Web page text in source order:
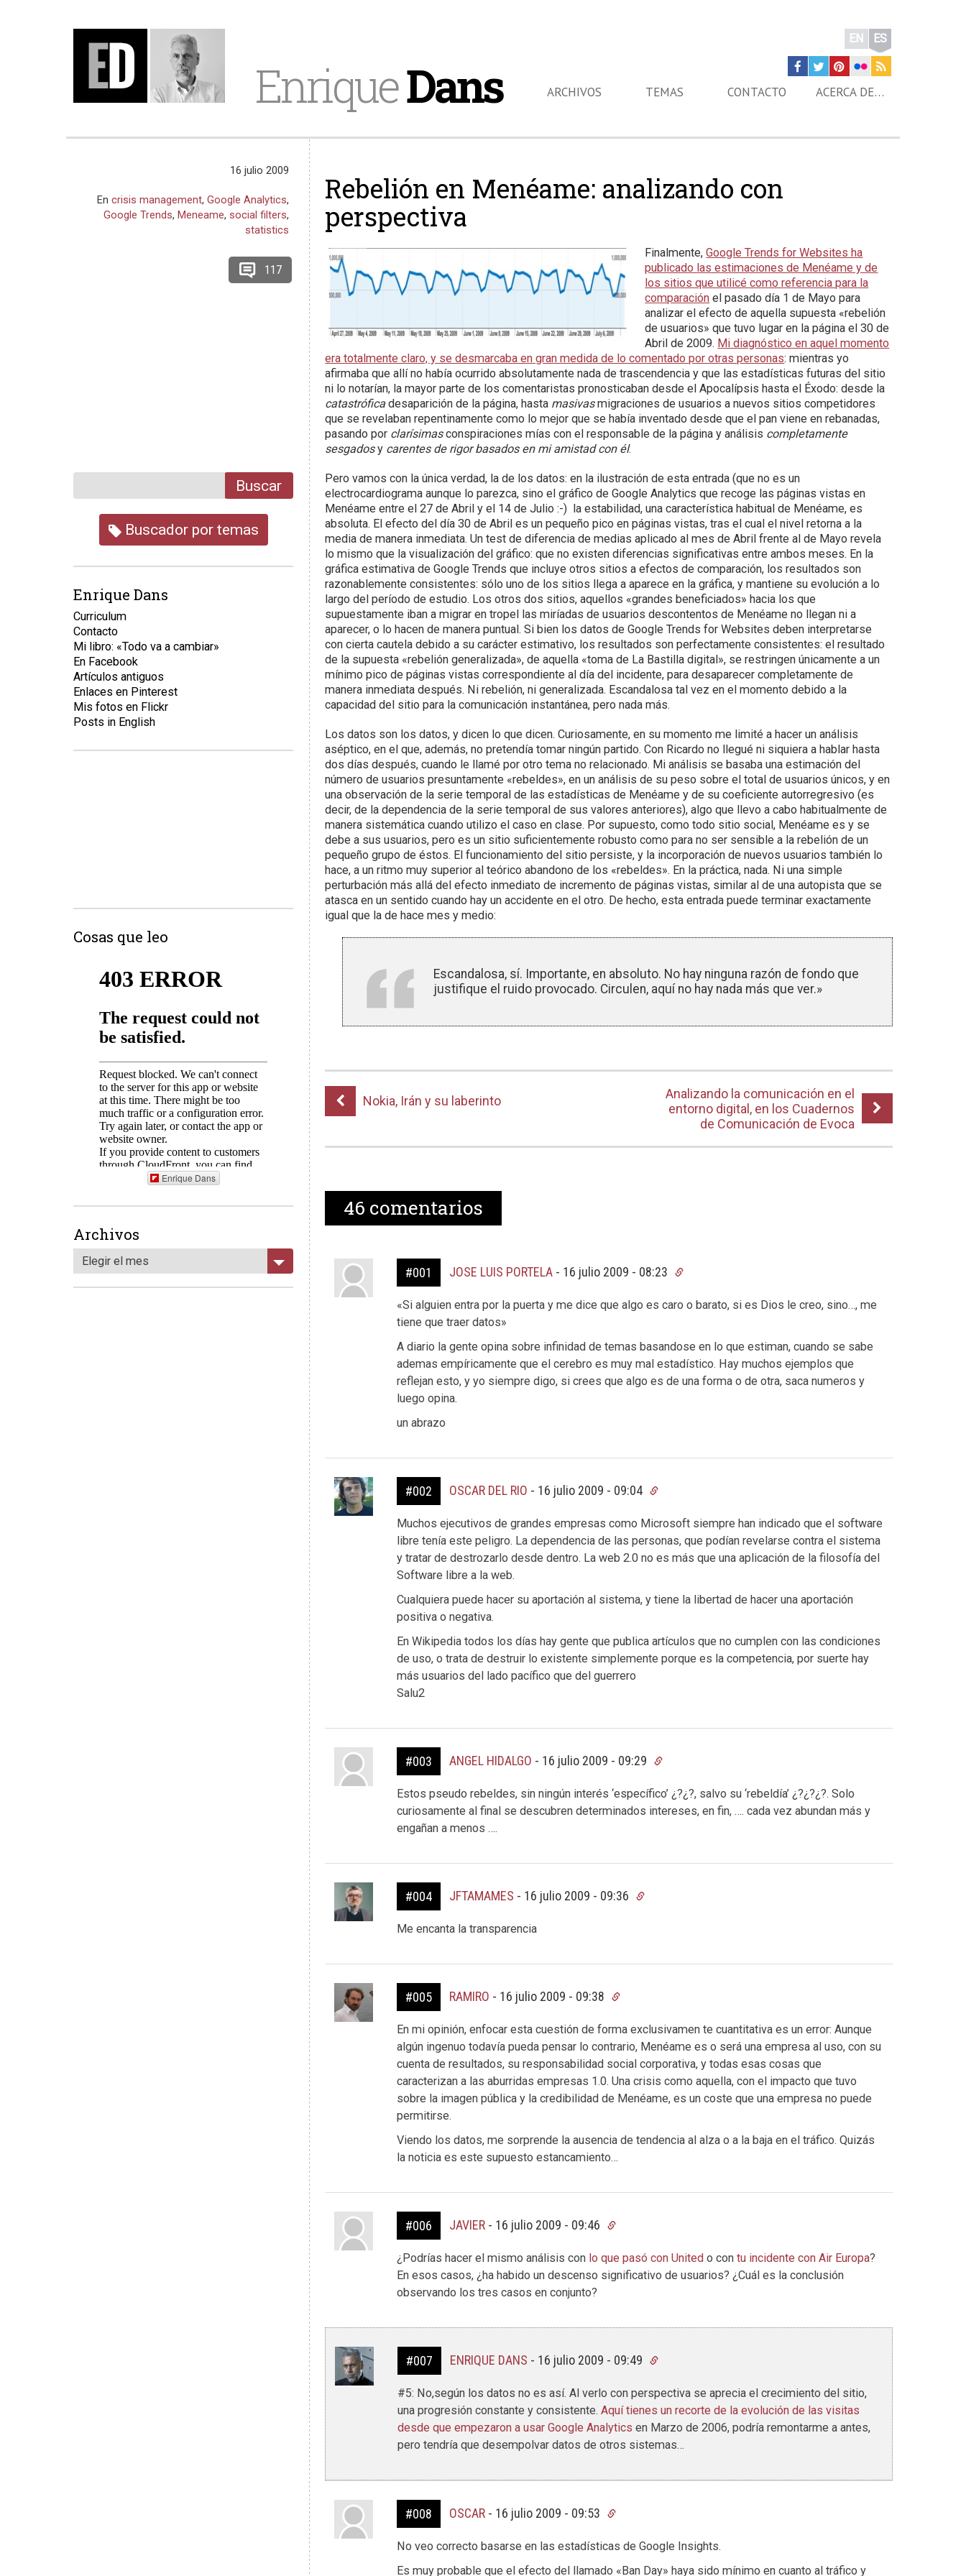
EnriqueDans
EN ES
ARCHIVOS TEMAS CONTACTO ACERCA DE…
Rebelión en Menéame: analizando con
perspectiva
Finalmente,Google Trends for Websites ha
publicado las estimaciones de Menéame y de
los sitios que utilicé como referencia para la
comparación el pasado día 1 de Mayo para
analizar el efecto de aquella supuesta «rebelión
de usuarios» que tuvo lugar en la página el 30 de
Abril de 2009. Mi diagnóstico en aquel momento
era totalmente claro, y se desmarcaba en gran medida de lo comentado por otras personas: mientras yo
afirmaba que allí no había ocurrido absolutamente nada de trascendencia y que las estadísticas futuras del sitio
ni lo notarían, la mayor parte de los comentaristas pronosticaban desde el Apocalípsis hasta el Éxodo: desde la
catastróficadesaparición de la página, hasta masivasmigraciones de usuarios a nuevos sitios competidores
que se revelaban repentinamente como lo mejor que se había inventado desde que el pan viene en rebanadas,
pasando por clarísimasconspiraciones mías con el responsable de la página y análisis completamente
sesgadosy carentes de rigor basados en mi amistad con él.
Pero vamos con la única verdad, la de los datos: en la ilustración de esta entrada (que no es un
electrocardiograma aunque lo parezca, sino el gráfico de Google Analytics que recoge las páginas vistas en
Menéame entre el 27 de Abril y el 14 de Julio :-) la estabilidad, una característica habitual de Menéame, es
absoluta. El efecto del día 30 de Abril es un pequeño pico en páginas vistas, tras el cual el nivel retorna a la
media de manera inmediata. Un test de diferencia de medias aplicado al mes de Abril frente al de Mayo revela
lo mismo que la visualización del gráfico: que no existen diferencias significativas entre ambos meses. En la
gráfica estimativa de Google Trends que incluye otros sitios a efectos de comparación, los resultados son
razonablemente consistentes: sólo uno de los sitios llega a aparece en la gráfica, y mantiene su evolución a lo
largo del período de estudio. Los otros dos sitios, aquellos «grandes beneficiados» hacia los que
supuestamente iban a migrar en tropel las miríadas de usuarios descontentos de Menéame no llegan ni a
aparecer, o lo hacen de manera puntual. Si bien los datos de Google Trends for Websites deben interpretarse
con cierta cautela debido a su carácter estimativo, los resultados son perfectamente consistentes: el resultado
de la supuesta «rebelión generalizada», de aquella «toma de La Bastilla digital», se restringen únicamente a un
mínimo pico de páginas vistas correspondiente al día del incidente, para desaparecer completamente de
manera inmediata después. Ni rebelión, ni generalizada. Escandalosa tal vez en el momento debido a la
capacidad del sitio para la comunicación instantánea, pero nada más.
Los datos son los datos, y dicen lo que dicen. Curiosamente, en su momento me limité a hacer un análisis
aséptico, en el que, además, no pretendía tomar ningún partido. Con Ricardo no llegué ni siquiera a hablar hasta
dos días después, cuando le llamé por otro tema no relacionado. Mi análisis se basaba una estimación del
número de usuarios presuntamente «rebeldes», en un análisis de su peso sobre el total de usuarios únicos, y en
una observación de la serie temporal de las estadísticas de Menéame y de su coeficiente autorregresivo (es
decir, de la dependencia de la serie temporal de sus valores anteriores), algo que llevo a cabo habitualmente de
manera sistemática cuando utilizo el caso en clase. Por supuesto, como todo sitio social, Menéame es y se
debe a sus usuarios, pero es un sitio suficientemente robusto como para no ser sensible a la rebelión de un
pequeño grupo de éstos. El funcionamiento del sitio persiste, y la incorporación de nuevos usuarios también lo
hace, a un ritmo muy superior al teórico abandono de los «rebeldes». En la práctica, nada. Ni una simple
perturbación más allá del efecto inmediato de incremento de páginas vistas, similar al de una autopista que se
atasca en un sentido cuando hay un accidente en el otro. De hecho, esta entrada puede terminar exactamente
igual que la de hace mes y medio:
Escandalosa, sí. Importante, en absoluto. No hay ninguna razón de fondo que
justifique el ruido provocado. Circulen, aquí no hay nada más que ver.»
Nokia, Irán y su laberinto
Analizando la comunicación en el
entorno digital, en los Cuadernos
de Comunicación de Evoca
46 comentarios
#001 JOSE LUIS PORTELA- 16 julio 2009 - 08:23
«Si alguien entra por la puerta y me dice que algo es caro o barato, si es Dios le creo, sino…, me
tiene que traer datos»
A diario la gente opina sobre infinidad de temas basandose en lo que estiman, cuando se sabe
ademas empíricamente que el cerebro es muy mal estadístico. Hay muchos ejemplos que
reflejan esto, y yo siempre digo, si crees que algo es de una forma o de otra, saca numeros y
luego opina.
un abrazo
#002 OSCAR DEL RIO - 16 julio 2009 - 09:04
Muchos ejecutivos de grandes empresas como Microsoft siempre han indicado que el software
libre tenía este peligro. La dependencia de las personas, que podían revelarse contra el sistema
y tratar de destrozarlo desde dentro. La web 2.0 no es más que una aplicación de la filosofía del
Software libre a la web.
Cualquiera puede hacer su aportación al sistema, y tiene la libertad de hacer una aportación
positiva o negativa.
En Wikipedia todos los días hay gente que publica artículos que no cumplen con las condiciones
de uso, o trata de destruir lo existente simplemente porque es la competencia, por suerte hay
más usuarios del lado pacífico que del guerrero
Salu2
#003 ANGEL HIDALGO - 16 julio 2009 - 09:29
Estos pseudo rebeldes, sin ningún interés ‘específico’ ¿?¿?, salvo su ‘rebeldía’ ¿?¿?¿?. Solo
curiosamente al final se descubren determinados intereses, en fin, …. cada vez abundan más y
engañan a menos ….
#004 JFTAMAMES - 16 julio 2009 - 09:36
Me encanta la transparencia
#005 RAMIRO - 16 julio 2009 - 09:38
En mi opinión, enfocar esta cuestión de forma exclusivamen te cuantitativa es un error: Aunque
algún ingenuo todavía pueda pensar lo contrario, Menéame es o será una empresa al uso, con su
cuenta de resultados, su responsabilidad social corporativa, y todas esas cosas que
caracterizan a las aburridas empresas 1.0. Una crisis como aquella, con el impacto que tuvo
sobre la imagen pública y la credibilidad de Menéame, es un coste que una empresa no puede
permitirse.
Viendo los datos, me sorprende la ausencia de tendencia al alza o a la baja en el tráfico. Quizás
la noticia es este supuesto estancamiento…
#006 JAVIER- 16 julio 2009 - 09:46
¿Podrías hacer el mismo análisis con lo que pasó con Unitedo con tu incidente con Air Europa?
En esos casos, ¿ha habido un descenso significativo de usuarios? ¿Cuál es la conclusión
observando los tres casos en conjunto?
#007 ENRIQUE DANS - 16 julio 2009 - 09:49
#5: No,según los datos no es así. Al verlo con perspectiva se aprecia el crecimiento del sitio,
una progresión constante y consistente. Aquí tienes un recorte de la evolución de las visitas
desde que empezaron a usar Google Analytics en Marzo de 2006, podría remontarme a antes,
pero tendría que desempolvar datos de otros sistemas…
#008 OSCAR- 16 julio 2009 - 09:53
No veo correcto basarse en las estadísticas de Google Insights.
Es muy probable que el efecto del llamado «Ban Day» haya sido mínimo en cuanto al tráfico y
16 julio 2009
Encrisis management,Google Analytics,
Google Trends,Meneame, social filters,
statistics
117
Buscar
Buscador por temas
Enrique Dans
Curriculum
Contacto
Mi libro: «Todo va a cambiar»
En Facebook
Artículos antiguos
Enlaces en Pinterest
Mis fotos en Flickr
Posts in English
Cosas que leo
Enrique Dans
Archivos
Elegir el mes